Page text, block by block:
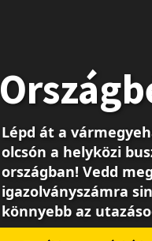
Lépd át a
olcsón a helyközi
országban! Vedd
igazolványszámra
könnyebb az